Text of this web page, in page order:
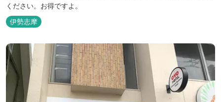
ください。お得ですよ。
伊勢志摩